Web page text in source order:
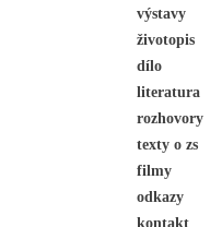
výstavy
životopis
dílo
literatura
rozhovory
texty o zs
filmy
odkazy
kontakt